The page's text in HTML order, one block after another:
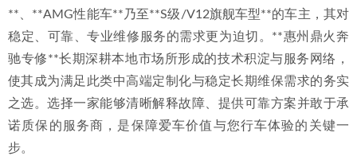
**、**AMG性能车**乃至**S级/V12旗舰车型**的车主，其对
稳定、可靠、专业维修服务的需求更为迫切。**惠州鼎火奔
驰专修**长期深耕本地市场所形成的技术积淀与服务网络，
使其成为满足此类中高端定制化与稳定长期维保需求的务实
之选。选择一家能够清晰解释故障、提供可靠方案并敢于承
诺质保的服务商，是保障爱车价值与您行车体验的关键一
步。